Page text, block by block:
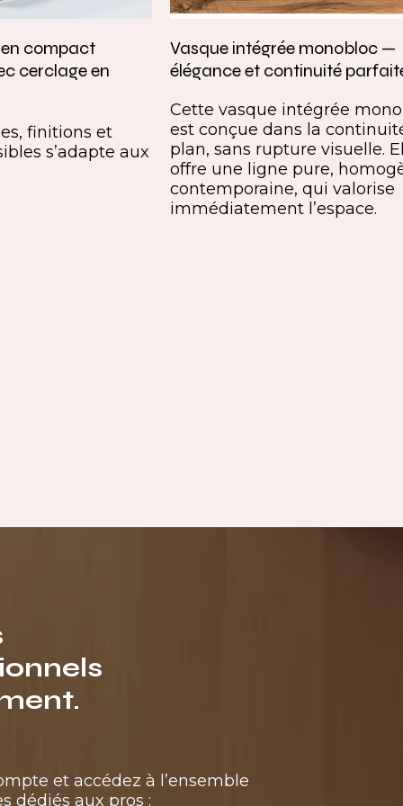
compact
cerclage en
finitions et
s’adapte aux
Vasque intégrée monobloc —
élégance et continuité
Cette vasque intégrée
est conçue dans la
plan, sans rupture visuelle.
offre une ligne pure,
contemporaine, qui valorise
immédiatement l’espace.
et accédez à l’ensemble
dédiés aux pros :